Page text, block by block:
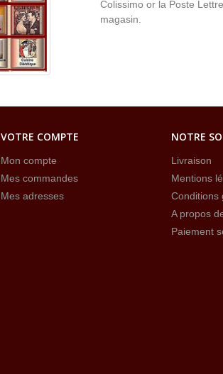
Colissimo or la Poste
magasin.
VOTRE COMPTE
Mon compte
Mes commandes
Mes adresses
NOTRE
Livraison
Mentions
Conditions
A propos
Paiement